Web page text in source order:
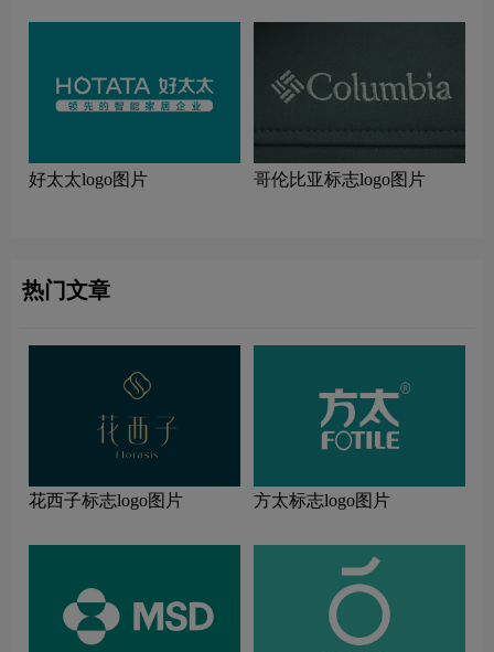
好太太logo图片 哥伦比亚标志logo图片
热门文章
花西子标志logo图片 方太标志logo图片